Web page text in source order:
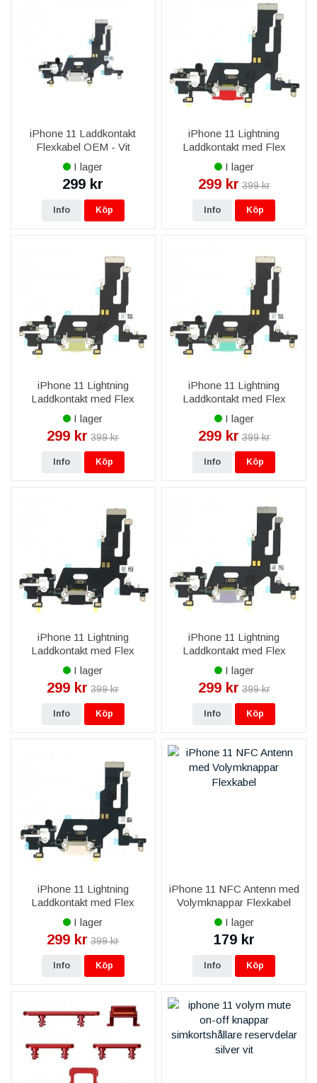
iPhone 11 Laddkontakt
Flexkabel OEM - Vit
I lager
299 kr
Info Köp
iPhone 11 Lightning
Laddkontakt med Flex
Reservdel - Röd
I lager
299 kr 399 kr
Info Köp
iPhone 11 Lightning
Laddkontakt med Flex
Reservdel - Gul
I lager
299 kr 399 kr
Info Köp
iPhone 11 Lightning
Laddkontakt med Flex
Reservdel - Grön
I lager
299 kr 399 kr
Info Köp
iPhone 11 Lightning
Laddkontakt med Flex
Reservdel - Svart
I lager
299 kr 399 kr
Info Köp
iPhone 11 Lightning
Laddkontakt med Flex
Reservdel - Lila
I lager
299 kr 399 kr
Info Köp
iPhone 11 Lightning
Laddkontakt med Flex
Reservdel - Vit
I lager
299 kr 399 kr
Info Köp
iPhone 11 NFC Antenn med
Volymknappar Flexkabel
I lager
179 kr
Info Köp